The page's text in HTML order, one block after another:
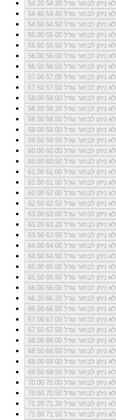
54.20
לא ניתן לבחור גודל 54.20
54.40
לא ניתן לבחור גודל 54.40
54.50
לא ניתן לבחור גודל 54.50
55.00
לא ניתן לבחור גודל 55.00
55.50
לא ניתן לבחור גודל 55.50
56.00
לא ניתן לבחור גודל 56.00
56.50
לא ניתן לבחור גודל 56.50
57.00
לא ניתן לבחור גודל 57.00
57.50
לא ניתן לבחור גודל 57.50
58.00
לא ניתן לבחור גודל 58.00
58.20
לא ניתן לבחור גודל 58.20
58.50
לא ניתן לבחור גודל 58.50
59.00
לא ניתן לבחור גודל 59.00
59.50
לא ניתן לבחור גודל 59.50
60.00
לא ניתן לבחור גודל 60.00
60.50
לא ניתן לבחור גודל 60.50
61.00
לא ניתן לבחור גודל 61.00
61.50
לא ניתן לבחור גודל 61.50
62.00
לא ניתן לבחור גודל 62.00
62.50
לא ניתן לבחור גודל 62.50
63.00
לא ניתן לבחור גודל 63.00
63.20
לא ניתן לבחור גודל 63.20
63.50
לא ניתן לבחור גודל 63.50
64.00
לא ניתן לבחור גודל 64.00
64.50
לא ניתן לבחור גודל 64.50
65.00
לא ניתן לבחור גודל 65.00
65.50
לא ניתן לבחור גודל 65.50
66.00
לא ניתן לבחור גודל 66.00
66.20
לא ניתן לבחור גודל 66.20
66.50
לא ניתן לבחור גודל 66.50
67.00
לא ניתן לבחור גודל 67.00
67.50
לא ניתן לבחור גודל 67.50
68.00
לא ניתן לבחור גודל 68.00
68.50
לא ניתן לבחור גודל 68.50
69.00
לא ניתן לבחור גודל 69.00
69.50
לא ניתן לבחור גודל 69.50
70.00
לא ניתן לבחור גודל 70.00
70.50
לא ניתן לבחור גודל 70.50
71.20
לא ניתן לבחור גודל 71.20
71.50
לא ניתן לבחור גודל 71.50